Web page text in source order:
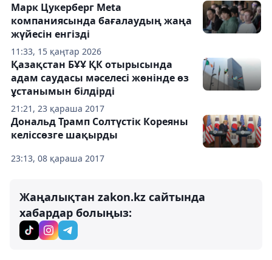
11:33, 15 қаңтар 2026
Марк Цукерберг Meta
компаниясында бағалаудың жаңа
жүйесін енгізді
21:21, 23 қараша 2017
Қазақстан БҰҰ ҚК отырысында
адам саудасы мәселесі жөнінде өз
ұстанымын білдірді
23:13, 08 қараша 2017
Дональд Трамп Солтүстік Кореяны
келіссөзге шақырды
Жаңалықтан zakon.kz сайтында
хабардар болыңыз: